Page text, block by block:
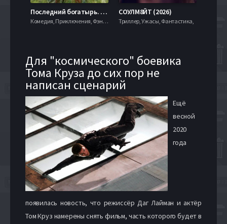
Последний богатырь. Колобок (2026)
Комедия, Приключения, Фэнтези,
СОУЛМ8ЙТ (2026)
Триллер, Ужасы, Фантастика,
Для "космического" боевика
Тома Круза до сих пор не
написан сценарий
Ещё
весной
2020
года
появилась новость, что режиссёр Даг Лайман и актёр
Том Круз намерены снять фильм, часть которого будет в